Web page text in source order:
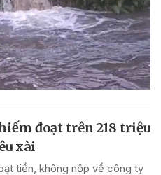
đoạt trên 218 triệu
xài
tiền, không nộp về công ty